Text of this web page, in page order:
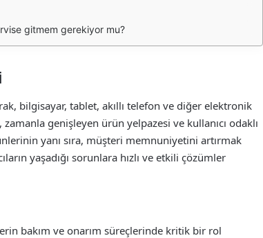
gitmem gerekiyor mu?
bilgisayar, tablet, akıllı telefon ve diğer elektronik
genişleyen ürün yelpazesi ve kullanıcı odaklı
yanı sıra, müşteri memnuniyetini artırmak
yaşadığı sorunlara hızlı ve etkili çözümler
bakım ve onarım süreçlerinde kritik bir rol